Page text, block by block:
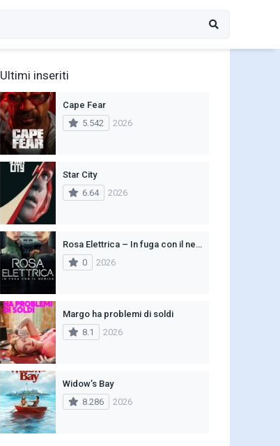
Ultimi inseriti
Cape Fear
5.542
2026
Star City
6.64
2026
Rosa Elettrica – In fuga con il nemico
0
2026
Margo ha problemi di soldi
8.1
2026
Widow’s Bay
8.286
2026